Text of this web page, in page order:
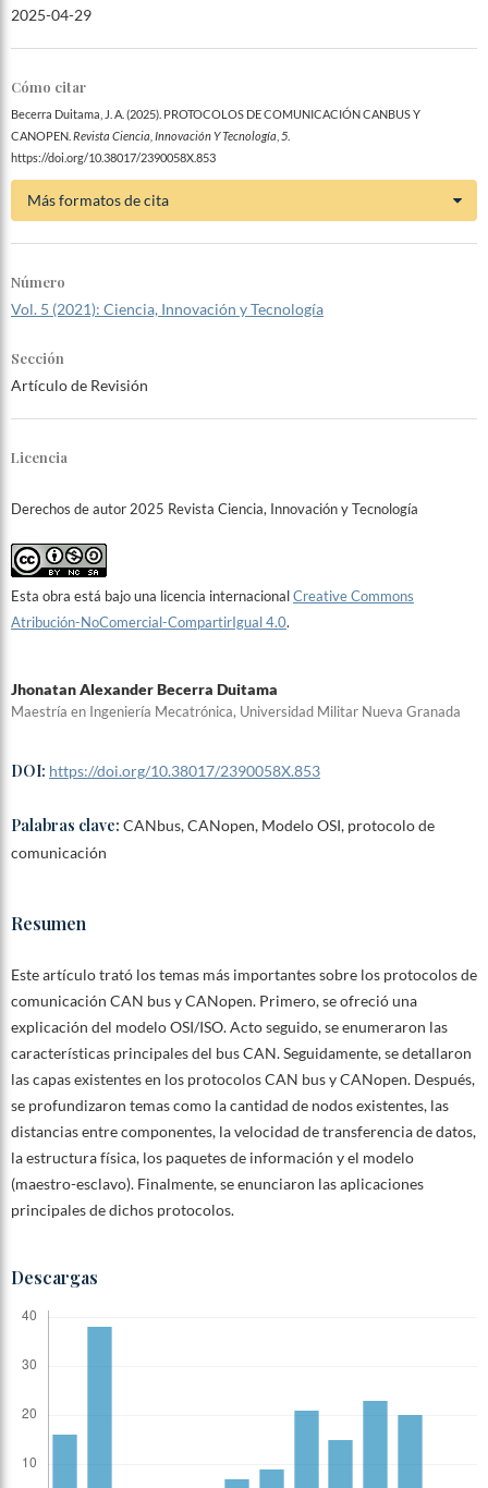
Jhonatan Alexander Becerra Duitama
Maestría en Ingeniería Mecatrónica, Universidad Militar Nueva Granada
DOI: https://doi.org/10.38017/2390058X.853
Palabras clave: CANbus, CANopen, Modelo OSI, protocolo de
comunicación
Resumen
Este artículo trató los temas más importantes sobre los protocolos de
comunicación CAN bus y CANopen. Primero, se ofreció una
explicación del modelo OSI/ISO. Acto seguido, se enumeraron las
características principales del bus CAN. Seguidamente, se detallaron
las capas existentes en los protocolos CAN bus y CANopen. Después,
se profundizaron temas como la cantidad de nodos existentes, las
distancias entre componentes, la velocidad de transferencia de datos,
la estructura física, los paquetes de información y el modelo
(maestro-esclavo). Finalmente, se enunciaron las aplicaciones
principales de dichos protocolos.
Descargas
2025-04-29
Cómo citar
Becerra Duitama, J. A. (2025). PROTOCOLOS DE COMUNICACIÓN CANBUS Y
CANOPEN. Revista Ciencia, Innovación Y Tecnología 5.
https://doi.org/10.38017/2390058X.853
Más formatos de cita
Número
Vol. 5 (2021): Ciencia, Innovación y Tecnología
Sección
Artículo de Revisión
Licencia
Derechos de autor 2025 Revista Ciencia, Innovación y Tecnología
Esta obra está bajo una licencia internacionalCreative Commons
Atribución-NoComercial-CompartirIgual 4.0.